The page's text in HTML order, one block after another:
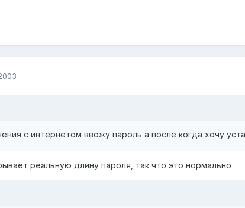
с интернетом ввожу пароль а после когда хочу
реальную длину пароля, так что это нормально